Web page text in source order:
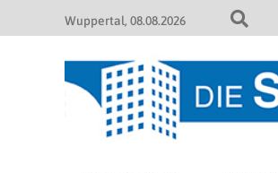
Wuppertal 08.08.2026